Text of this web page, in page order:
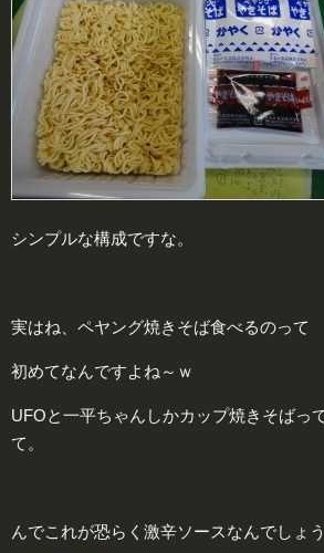
シンプルな構成ですな。
実はね、ペヤング焼きそば食べるのって
初めてなんですよね～ｗ
UFOと一平ちゃんしかカップ焼きそばっ
て。
んでこれが恐らく激辛ソースなんでしょう